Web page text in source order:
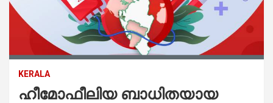
KERALA
ഹീമോഫീലിയ ബാധിതയായ